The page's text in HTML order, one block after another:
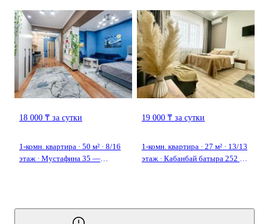
18 000 ₸ за сутки
1-комн. квартира · 50 м² · 8/16
этаж · Мустафина 35 —
19 000 ₸ за сутки
1-комн. квартира · 27 м² · 13/13
этаж · Кабанбай батыра 252 —